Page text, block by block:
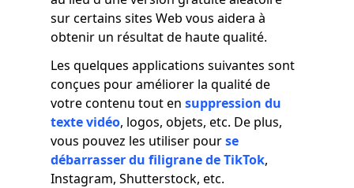
sur certains sites Web vous aidera à
obtenir un résultat de haute qualité.
Les quelques applications suivantes sont
conçues pour améliorer la qualité de
votre contenu tout en suppression du
texte vidéo, logos, objets, etc. De plus,
vous pouvez les utiliser pourse
débarrasser du filigrane de TikTok,
Instagram, Shutterstock, etc.